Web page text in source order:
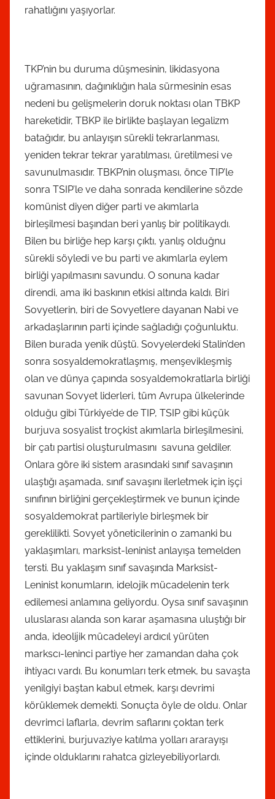
rahatlığını yaşıyorlar.
TKP’nin bu duruma düşmesinin, likidasyona
uğramasının, dağınıklığın hala sürmesinin esas
nedeni bu gelişmelerin doruk noktası olan TBKP
hareketidir, TBKP ile birlikte başlayan legalizm
batağıdır, bu anlayışın sürekli tekrarlanması,
yeniden tekrar tekrar yaratılması, üretilmesi ve
savunulmasıdır. TBKP’nin oluşması, önce TIP’le
sonra TSIP’le ve daha sonrada kendilerine sözde
komünist diyen diğer parti ve akımlarla
birleşilmesi başından beri yanlış bir politikaydı.
Bilen bu birliğe hep karşı çıktı, yanlış olduğnu
sürekli söyledi ve bu parti ve akımlarla eylem
birliği yapılmasını savundu. O sonuna kadar
direndi, ama iki baskının etkisi altında kaldı. Biri
Sovyetlerin, biri de Sovyetlere dayanan Nabi ve
arkadaşlarının parti içinde sağladığı çoğunluktu.
Bilen burada yenik düştü. Sovyelerdeki Stalin’den
sonra sosyaldemokratlaşmış, menşevikleşmiş
olan ve dünya çapında sosyaldemokratlarla birliği
savunan Sovyet liderleri, tüm Avrupa ülkelerinde
olduğu gibi Türkiye’de de TIP, TSIP gibi küçük
burjuva sosyalist troçkist akımlarla birleşilmesini,
bir çatı partisi oluşturulmasını savuna geldiler.
Onlara göre iki sistem arasındaki sınıf savaşının
ulaştığı aşamada, sınıf savaşını ilerletmek için işçi
sınıfının birliğini gerçekleştirmek ve bunun içinde
sosyaldemokrat partileriyle birleşmek bir
gereklilikti. Sovyet yöneticilerinin o zamanki bu
yaklaşımları, marksist-leninist anlayışa temelden
tersti. Bu yaklaşım sınıf savaşında Marksist-
Leninist konumların, idelojik mücadelenin terk
edilemesi anlamına geliyordu. Oysa sınıf savaşının
uluslarası alanda son karar aşamasına uluştığı bir
anda, ideolijik mücadeleyi ardıcıl yürüten
markscı-leninci partiye her zamandan daha çok
ihtiyacı vardı. Bu konumları terk etmek, bu savaşta
yenilgiyi baştan kabul etmek, karşı devrimi
körüklemek demekti. Sonuçta öyle de oldu. Onlar
devrimci laflarla, devrim saflarını çoktan terk
ettiklerini, burjuvaziye katılma yolları ararayışı
içinde olduklarını rahatca gizleyebiliyorlardı.